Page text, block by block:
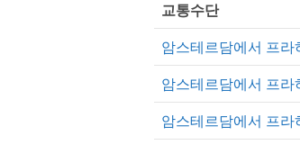
교통수단
암스테르담에서 프
암스테르담에서 프
암스테르담에서 프